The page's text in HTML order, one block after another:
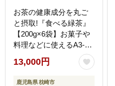
お茶の健康成分を丸ご
と摂取!『食べる緑茶』
【200g×6袋】お菓子や
料理などに使えるA3-
269【配送不可地域：離
島】
13,000円
鹿児島県 枕崎市